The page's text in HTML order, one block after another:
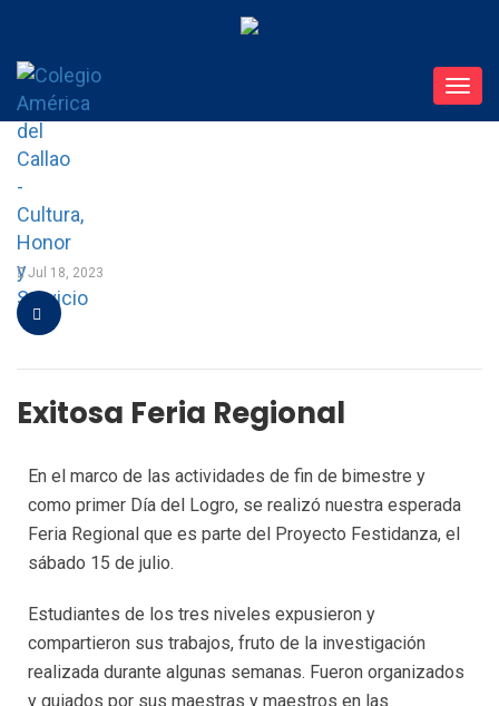
Jul 18, 2023
Exitosa Feria Regional
En el marco de las actividades de fin de bimestre y
como primer Día del Logro, se realizó nuestra esperada
Feria Regional que es parte del Proyecto Festidanza, el
sábado 15 de julio.
Estudiantes de los tres niveles expusieron y
compartieron sus trabajos, fruto de la investigación
realizada durante algunas semanas. Fueron organizados
y guiados por sus maestras y maestros en las